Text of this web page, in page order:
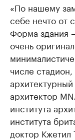
«По нашему
себе нечто от
Форма здания
очень
числе
архитектор
института
института
доктор Кжетил